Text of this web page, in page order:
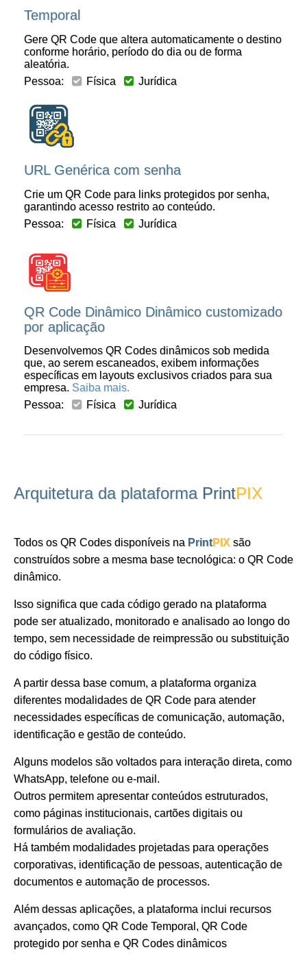
Temporal
Gere QR Code que altera automaticamente o destino
conforme horário, período do dia ou de forma
aleatória.
Pessoa:
Física Jurídica
URL Genérica com senha
Crie um QR Code para links protegidos por senha,
garantindo acesso restrito ao conteúdo.
Pessoa:
Física Jurídica
QR Code Dinâmico Dinâmico customizado
por aplicação
Desenvolvemos QR Codes dinâmicos sob medida
que, ao serem escaneados, exibem informações
específicas em layouts exclusivos criados para sua
empresa. Saiba mais.
Pessoa:
Física Jurídica
Arquitetura da plataforma PrintPIX
Todos os QR Codes disponíveis na PrintPIX são
construídos sobre a mesma base tecnológica: o QR Code
dinâmico.
Isso significa que cada código gerado na plataforma
pode ser atualizado, monitorado e analisado ao longo do
tempo, sem necessidade de reimpressão ou substituição
do código físico.
A partir dessa base comum, a plataforma organiza
diferentes modalidades de QR Code para atender
necessidades específicas de comunicação, automação,
identificação e gestão de conteúdo.
Alguns modelos são voltados para interação direta, como
WhatsApp, telefone ou e-mail.
Outros permitem apresentar conteúdos estruturados,
como páginas institucionais, cartões digitais ou
formulários de avaliação.
Há também modalidades projetadas para operações
corporativas, identificação de pessoas, autenticação de
documentos e automação de processos.
Além dessas aplicações, a plataforma inclui recursos
avançados, como QR Code Temporal, QR Code
protegido por senha e QR Codes dinâmicos